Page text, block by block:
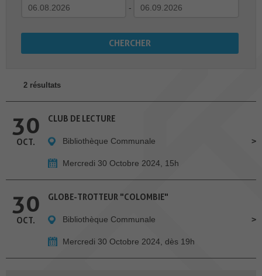
-
2 résultats
30
OCT.
CLUB DE LECTURE
Bibliothèque Communale
Mercredi 30 Octobre 2024, 15h
30
OCT.
GLOBE-TROTTEUR "COLOMBIE"
Bibliothèque Communale
Mercredi 30 Octobre 2024, dès 19h